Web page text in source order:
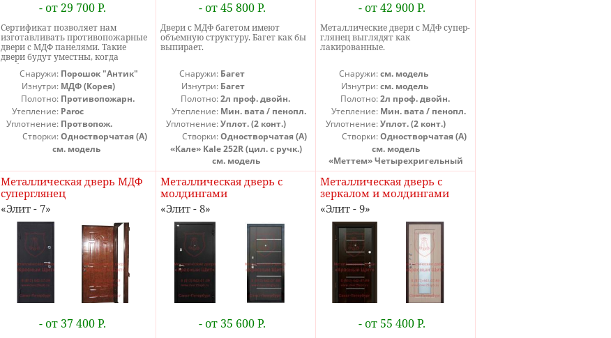
- от 29 700 Р.
Сертификат позволяет нам
изготавливать противопожарные
двери с МДФ панелями. Такие
двери будут уместны, когда
требуются красивые
противопожарные двери.
Противопожарные
ламинированные двери могут
быть с различными оттенками
ценных пород древесины. На
панелях МДФ можно сделать
фрезеровку, поэтому такие
противопожарные двери могут
быть филенчатыми.
панелями, предлагаемые на этой
странице, снаружи покрыты
порошковым покрытием антик, но
можно и снаружи установить
панель МДФ. Ламинированные
противопожарные металлические
двери устанавливают только
внутри помещений, поэтому во
влагостойкой панели МДФ нет
необходимости. Шпонированые
противопожарные двери мы не
изготавливаем, так как и даже с
панелями МДФ с полимерной
пленкой противопожарные двери
вы можете сами приобрести у
производителя шпонированных
Снаружи: Порошок "Антик"
Изнутри: МДФ (Корея)
Полотно: Противопожарн.
Утепление: Paroc
Уплотнение: Протвопож.
Створки:Одностворчатая (А)
см. модель
- от 45 800 Р.
Двери с МДФ багетом имеют
объемную структуру. Багет как бы
выпирает.
Снаружи: Багет
Изнутри: Багет
Полотно:2л проф. двойн.
Утепление: Мин. вата / пенопл.
Уплотнение:Уплот. (2 конт.)
Створки:Одностворчатая (А)
«Кале» Kale 252R (цил. с ручк.)
см. модель
- от 42 900 Р.
Металлические двери с МДФ супер-
глянец выглядят как
лакированные.
Снаружи:см. модель
Изнутри:см. модель
Полотно:2л проф. двойн.
Утепление: Мин. вата / пенопл.
Уплотнение:Уплот. (2 конт.)
Створки:Одностворчатая (А)
см. модель
«Меттем» Четырехригельный
Металлическая дверь МДФ
суперглянец
Элит - 7
- от 37 400 Р.
Металлическая дверь с
молдингами
Элит - 8
- от 35 600 Р.
Металлическая дверь с
зеркалом и молдингами
Элит - 9
- от 55 400 Р.